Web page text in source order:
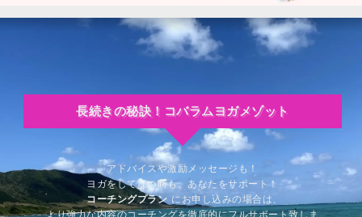
長続きの秘訣！コバラムヨガメゾット
アドバイスや激励メッセージも！
ヨガをしてない時も、あなたをサポート！
コーチングプラン にお申し込みの場合は、